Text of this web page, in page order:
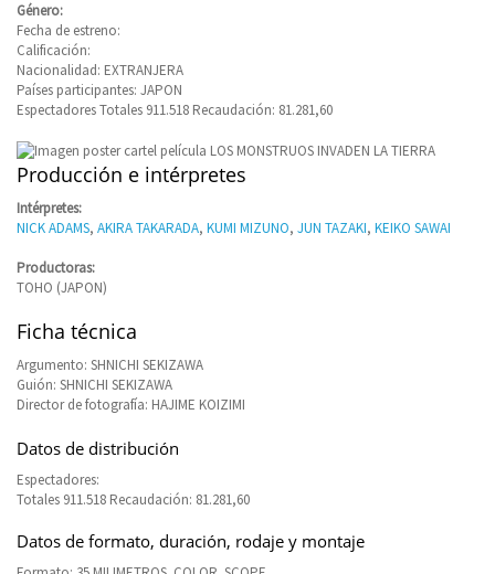
Género:
Fecha de estreno:
Calificación:
Nacionalidad: EXTRANJERA
Países participantes: JAPON
Espectadores Totales 911.518 Recaudación: 81.281,60
Producción e intérpretes
Intérpretes:
NICK ADAMS, AKIRA TAKARADA, KUMI MIZUNO, JUN TAZAKI, KEIKO SAWAI
Productoras:
TOHO (JAPON)
Ficha técnica
Argumento: SHNICHI SEKIZAWA
Guión: SHNICHI SEKIZAWA
Director de fotografía: HAJIME KOIZIMI
Datos de distribución
Espectadores:
Totales 911.518 Recaudación: 81.281,60
Datos de formato, duración, rodaje y montaje